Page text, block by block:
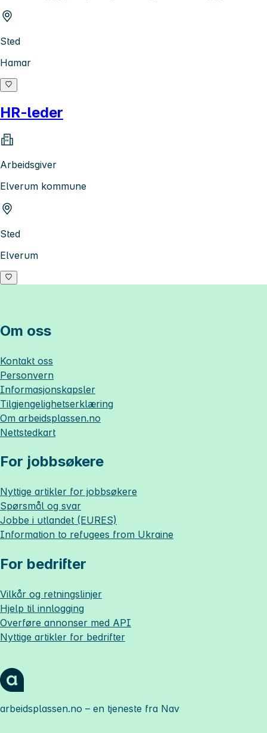
Sted
Hamar
HR-leder
Arbeidsgiver
Elverum kommune
Sted
Elverum
Om oss
Kontakt oss
Personvern
Informasjonskapsler
Tilgjengelighetserklæring
Om arbeidsplassen.no
Nettstedkart
For jobbsøkere
Nyttige artikler for jobbsøkere
Spørsmål og svar
Jobbe i utlandet (EURES)
Information to refugees from Ukraine
For bedrifter
Vilkår og retningslinjer
Hjelp til innlogging
Overføre annonser med API
Nyttige artikler for bedrifter
arbeidsplassen.no – en tjeneste fra Nav